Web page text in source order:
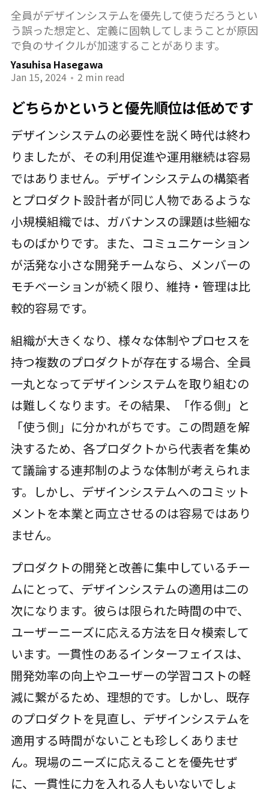
全員がデザインシステムを優先して使うだろうとい
う誤った想定と、定義に固執してしまうことが原因
で負のサイクルが加速することがあります。
Yasuhisa Hasegawa
Jan 15, 2024 • 2 min read
どちらかというと優先順位は低めです
デザインシステムの必要性を説く時代は終わ
りましたが、その利用促進や運用継続は容易
ではありません。デザインシステムの構築者
とプロダクト設計者が同じ人物であるような
小規模組織では、ガバナンスの課題は些細な
ものばかりです。また、コミュニケーション
が活発な小さな開発チームなら、メンバーの
モチベーションが続く限り、維持・管理は比
較的容易です。
組織が大きくなり、様々な体制やプロセスを
持つ複数のプロダクトが存在する場合、全員
一丸となってデザインシステムを取り組むの
は難しくなります。その結果、「作る側」と
「使う側」に分かれがちです。この問題を解
決するため、各プロダクトから代表者を集め
て議論する連邦制のような体制が考えられま
す。しかし、デザインシステムへのコミット
メントを本業と両立させるのは容易ではあり
ません。
プロダクトの開発と改善に集中しているチー
ムにとって、デザインシステムの適用は二の
次になります。彼らは限られた時間の中で、
ユーザーニーズに応える方法を日々模索して
います。一貫性のあるインターフェイスは、
開発効率の向上やユーザーの学習コストの軽
減に繋がるため、理想的です。しかし、既存
のプロダクトを見直し、デザインシステムを
適用する時間がないことも珍しくありませ
ん。現場のニーズに応えることを優先せず
に、一貫性に力を入れる人もいないでしょ